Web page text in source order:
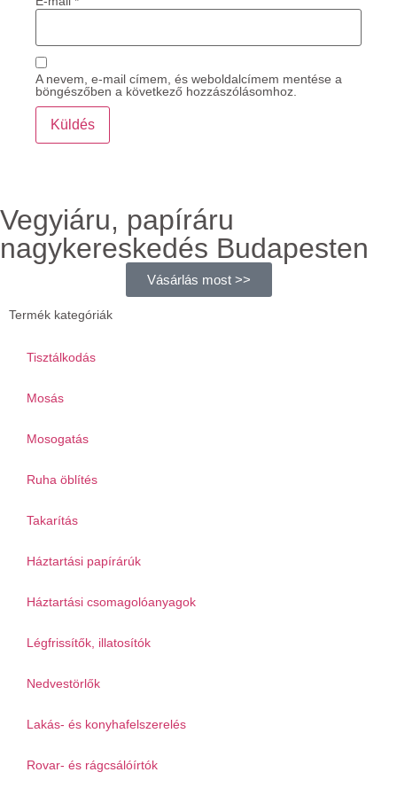
A nevem, e-mail címem, és weboldalcímem mentése a
böngészőben a következő hozzászólásomhoz.
Vegyiáru, papíráru
nagykereskedés Budapesten
Vásárlás most >>
Termék kategóriák
Tisztálkodás
Mosás
Mosogatás
Ruha öblítés
Takarítás
Háztartási papírárúk
Háztartási csomagolóanyagok
Légfrissítők, illatosítók
Nedvestörlők
Lakás- és konyhafelszerelés
Rovar- és rágcsálóírtók